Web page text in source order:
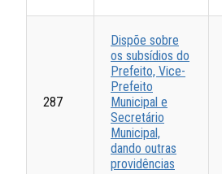
287
Dispõe sobre
os subsídios do
Prefeito, Vice-
Prefeito
Municipal e
Secretário
Municipal,
dando outras
providências